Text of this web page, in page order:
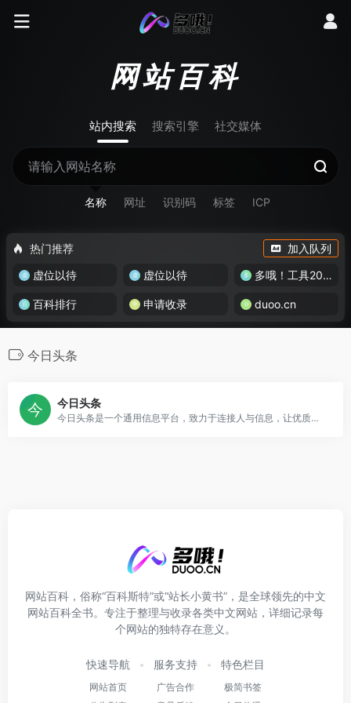
网站百科
站内搜索 搜索引擎 社交媒体
名称 网址 识别码 标签 ICP
热门推荐
加入队列
虚位以待
虚位以待 多哦！工具200+
百科排行 申请收录 duoo.cn
今日头条
今日头条
今日头条是一个通用信息平台，致力于连接人与信息，让优质丰富的信息得到高效分发，让用户看见更大的世界。
网站百科，俗称“百科斯特”或“站长小黄书”，是全球领先的中文
网站百科全书。专注于整理与收录各类中文网站，详细记录每
个网站的独特存在意义。
快速导航
网站首页
服务支持
广告合作
特色栏目
极简书签